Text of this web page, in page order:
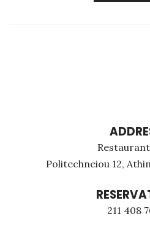
Politechneiou 12,
211 408